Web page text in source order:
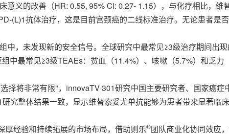
意义的改善（HR: 0.55, 95% CI: 0.27- 1.15），与化疗相比，维
(L)1抗体治疗，这是目前宫颈癌的二线标准治疗。无论患者是
中，未发现新的安全信号。全球研究中最常见≥3级治疗期间出
中最常见≥3级TEAEs：贫血（11.4%）、咳嗽（5.7%）和乏力
择将非常有限"，innovaTV 301研究中国主要研究者、国家癌
究整体结果一致，显示维替索妥尤单抗能够为患者带来显著临
经验和持续拓展的市场布局，借助则乐®团队商业化协同效应